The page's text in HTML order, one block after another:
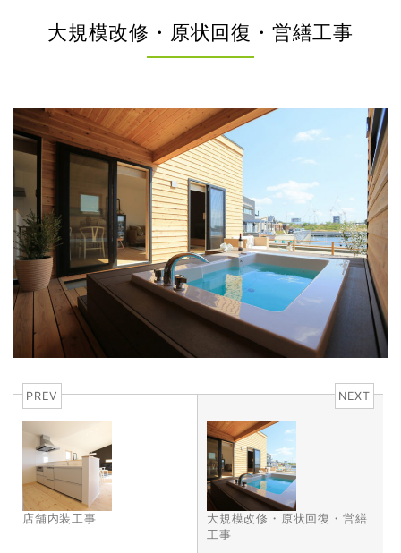
大規模改修・原状回復・営繕工事
PREV
店舗内装工事
NEXT
大規模改修・原状回復・営繕
工事